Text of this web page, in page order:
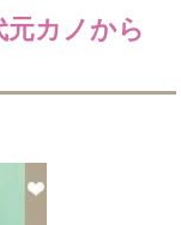
元カノから